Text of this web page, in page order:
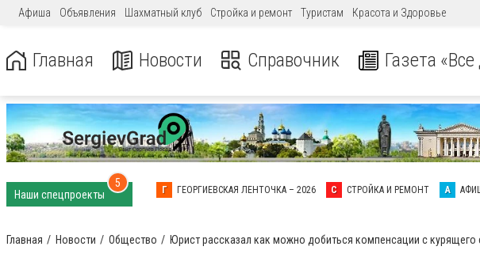
Афиша Объявления Шахматный клуб Стройка и ремонт Туристам Красота и Здоровье
Главная Новости Справочник Газета
Наши спецпроекты
5
Г ГЕОРГИЕВСКАЯ ЛЕНТОЧКА – 2026 С СТРОЙКА И РЕМОНТ А
Главная Новости Общество Юрист рассказал как можно добиться компенсации с курящего